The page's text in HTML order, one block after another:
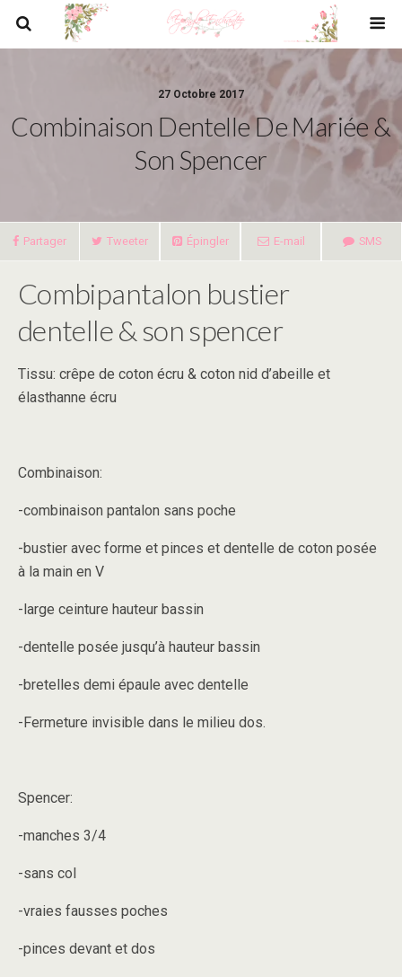
27 Octobre 2017
Combinaison Dentelle De Mariée &
Son Spencer
Partager Tweeter Épingler E-mail SMS
Combipantalon bustier
dentelle & son spencer
Tissu: crêpe de coton écru & coton nid d’abeille et
élasthanne écru
Combinaison:
-combinaison pantalon sans poche
-bustier avec forme et pinces et dentelle de coton posée
à la main en V
-large ceinture hauteur bassin
-dentelle posée jusqu’à hauteur bassin
-bretelles demi épaule avec dentelle
-Fermeture invisible dans le milieu dos.
Spencer:
-manches 3/4
-sans col
-vraies fausses poches
-pinces devant et dos